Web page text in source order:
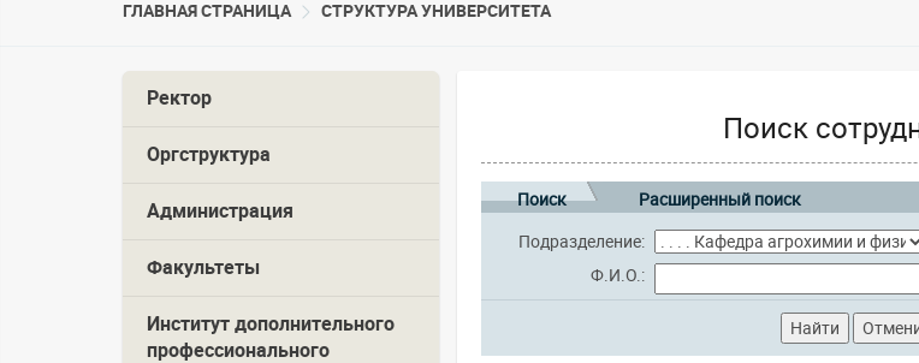
ГЛАВНАЯ СТРАНИЦА CТРУКТУРА УНИВЕРСИТЕТА
Ректор
Оргструктура
Администрация
Факультеты
Институт дополнительного
профессионального
Поиск
Поиск Расширенный поиск
Подразделение:
Ф.И.О.: